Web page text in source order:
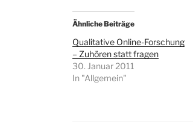
Ähnliche Beiträge
Qualitative Online-Forschung
– Zuhören statt fragen
30. Januar 2011
In "Allgemein"